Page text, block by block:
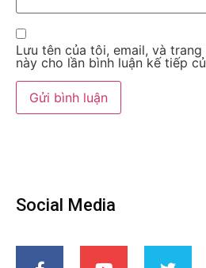
Lưu tên của tôi, email, và
này cho lần bình luận kế tiếp
Social Media